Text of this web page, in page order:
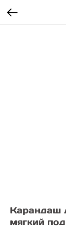
Карандаш
мягкий